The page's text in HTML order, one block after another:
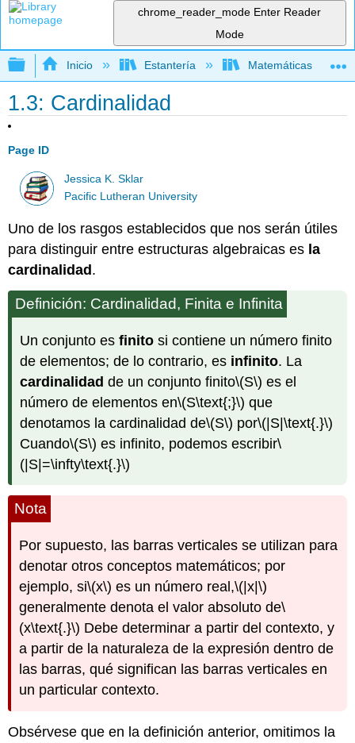
chrome_reader_mode Enter Reader
Mode
Expandir/contraer jerarquía global
Inicio Estantería Matemáticas
1.3: Cardinalidad
Page ID
Jessica K. Sklar
Pacific Lutheran University
Uno de los rasgos establecidos que nos serán útiles
para distinguir entre estructuras algebraicas es la
cardinalidad.
Definición: Cardinalidad, Finita e Infinita
Un conjunto esfinito si contiene un número finito
de elementos; de lo contrario, es infinito. La
cardinalidad de un conjunto finito\(S\) es el
número de elementos en\(S\text{;}\) que
denotamos la cardinalidad de\(S\) por\(|S|\text{.}\)
Cuando\(S\) es infinito, podemos escribir\
(|S|=\infty\text{.}\)
Nota
Por supuesto, las barras verticales se utilizan para
denotar otros conceptos matemáticos; por
ejemplo, si\(x\) es un número real,\(|x|\)
generalmente denota el valor absoluto de\
(x\text{.}\) Debe determinar a partir del contexto, y
a partir de la naturaleza de la expresión dentro de
las barras, qué significan las barras verticales en
un particular contexto.
Obsérvese que en la definición anterior, omitimos la